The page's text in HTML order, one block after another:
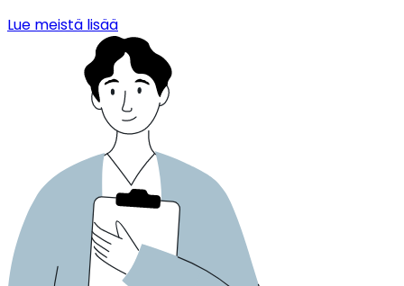
Lue meistä lisää